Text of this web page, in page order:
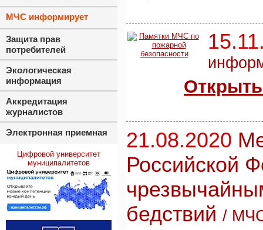
21.08.2020
Российской
бедствий /
МЧС информирует
Защита прав
потребителей
Экологическая
информация
Аккредитация
журналистов
Электронная приемная
Цифровой университет
муниципалитетов